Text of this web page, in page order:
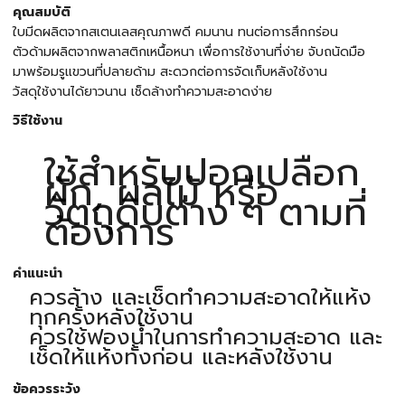
คุณสมบัติ
ใบมีดผลิตจากสเตนเลสคุณภาพดี คมนาน ทนต่อการสึกกร่อน
ตัวด้ามผลิตจากพลาสติกเหนื้อหนา เพื่อการใช้งานที่ง่าย จับถนัดมือ
มาพร้อมรูแขวนที่ปลายด้าม สะดวกต่อการจัดเก็บหลังใช้งาน
วัสดุใช้งานได้ยาวนาน เช็ดล้างทำความสะอาดง่าย
วิธีใช้งาน
ใช้สำหรับปอกเปลือก
ผัก, ผลไม้ หรือ
วัตถุดิบต่าง ๆ ตามที่
ต้องการ
คำแนะนำ
ควรล้าง และเช็ดทำความสะอาดให้แห้ง
ทุกครั้งหลังใช้งาน
ควรใช้ฟองน้ำในการทำความสะอาด และ
เช็ดให้แห้งทั้งก่อน และหลังใช้งาน
ข้อควรระวัง